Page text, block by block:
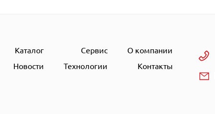
Каталог
Новости
Сервис
Технологии
О компании
Контакты